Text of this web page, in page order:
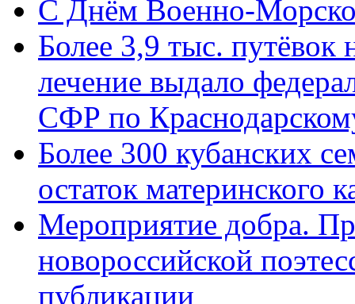
C Днём Военно-
Более 3,9 тыс. путёвок
лечение выдало
СФР по
Более 300 кубанских
остаток материнского
Мероприятие добра.
новороссийской
публикации